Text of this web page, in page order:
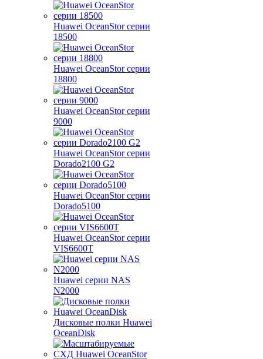
Huawei OceanStor серии
18500
Huawei OceanStor серии
18800
Huawei OceanStor серии
9000
Huawei OceanStor серии
Dorado2100 G2
Huawei OceanStor серии
Dorado5100
Huawei OceanStor серии
VIS6600T
Huawei серии NAS
N2000
Дисковые полки Huawei
OceanDisk